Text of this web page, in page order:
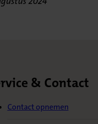
& Contact
Contact opnemen